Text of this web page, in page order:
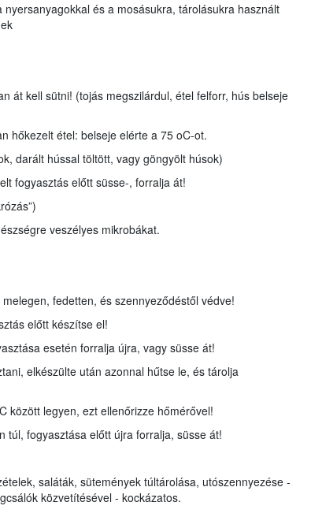
és a mosásukra, tárolásukra használt
át kell sütni! (tojás megszilárdul, étel felforr, hús belseje
hőkezelt étel: belseje elérte a 75 oC-ot.
darált hússal töltött, vagy göngyölt húsok)
fogyasztás előtt süsse-, forralja át!
veszélyes mikrobákat.
fedetten, és szennyeződéstől védve!
előtt készítse el!
esetén forralja újra, vagy süsse át!
elkészülte után azonnal hűtse le, és tárolja
között legyen, ezt ellenőrizze hőmérővel!
túl, fogyasztása előtt újra forralja, süsse át!
saláták, sütemények túltárolása, utószennyezése -
közvetítésével - kockázatos.